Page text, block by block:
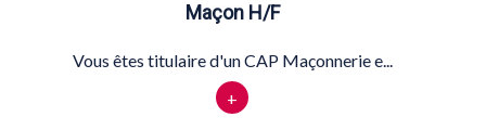
Maçon H/F
Vous êtes titulaire d'un CAP Maçonnerie e...
+